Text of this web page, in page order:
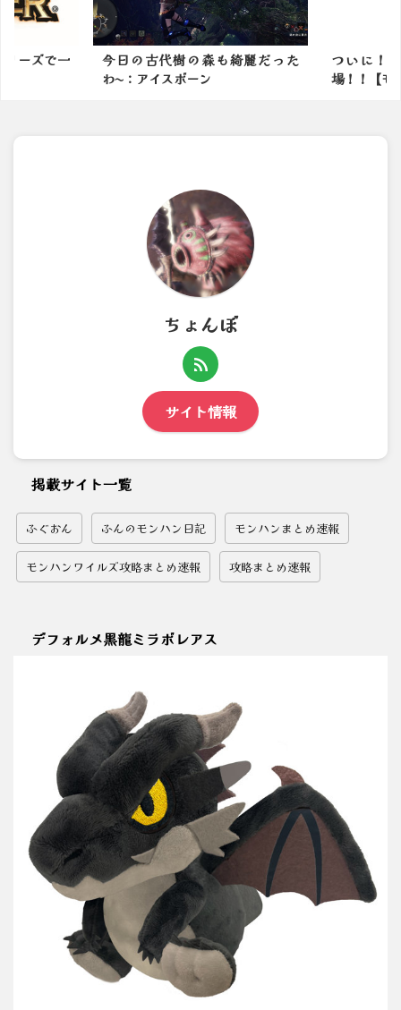
ーズで一
今日の古代樹の森も綺麗だった
わ〜：アイスボーン
ついに！
場！！【モ
ちょんぼ
サイト情報
掲載サイト一覧
ふぐおん ふんのモンハン日記 モンハンまとめ速報
モンハンワイルズ攻略まとめ速報 攻略まとめ速報
デフォルメ黒龍ミラボレアス